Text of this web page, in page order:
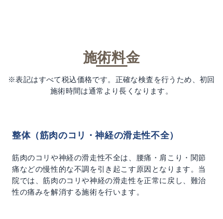
施術料金
※表記はすべて税込価格です。正確な検査を行うため、初回
施術時間は通常より長くなります。
整体（筋肉のコリ・神経の滑走性不全）
筋肉のコリや神経の滑走性不全は、腰痛・肩こり・関節
痛などの慢性的な不調を引き起こす原因となります。当
院では、筋肉のコリや神経の滑走性を正常に戻し、難治
性の痛みを解消する施術を行います。